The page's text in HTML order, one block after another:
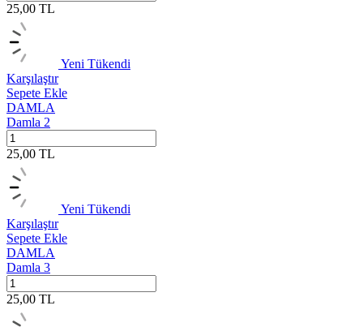
25,00 TL
Yeni Tükendi
Karşılaştır
Sepete Ekle
DAMLA
Damla 2
25,00 TL
Yeni Tükendi
Karşılaştır
Sepete Ekle
DAMLA
Damla 3
25,00 TL